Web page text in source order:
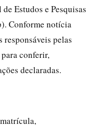
Estudos e Pesquisas
Conforme notícia
responsáveis pelas
conferir,
declaradas.